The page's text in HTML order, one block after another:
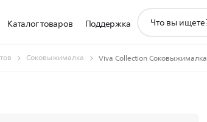
Каталог товаров Поддержка
поддержки
Соковыжималка Viva Collection Соковыжималка